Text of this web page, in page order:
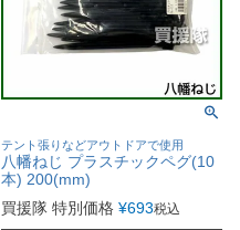
テント張りなどアウトドアで使用
八幡ねじ プラスチックペグ(10
本) 200(mm)
買援隊 特別価格 ¥693税込